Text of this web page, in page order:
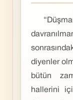
diyenler
bütün
hallerini